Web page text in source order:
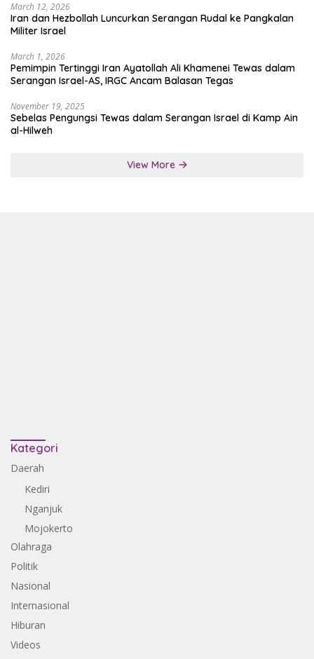
March 12, 2026
Iran dan Hezbollah Luncurkan Serangan Rudal ke Pangkalan
Militer Israel
March 1, 2026
Pemimpin Tertinggi Iran Ayatollah Ali Khamenei Tewas dalam
Serangan Israel-AS, IRGC Ancam Balasan Tegas
November 19, 2025
Sebelas Pengungsi Tewas dalam Serangan Israel di Kamp Ain
al-Hilweh
View More
Kategori
Daerah
Kediri
Nganjuk
Mojokerto
Olahraga
Politik
Nasional
Internasional
Hiburan
Videos